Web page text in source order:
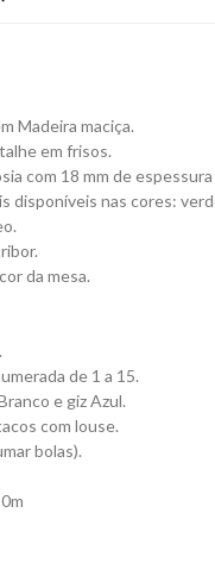
Madeira maciça.
em frisos.
com 18 mm de
disponíveis nas cores:
da mesa.
de 1 a 15.
e giz Azul.
com louse.
bolas).